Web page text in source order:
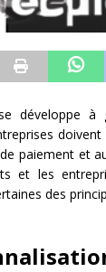
développe
doivent
paiement et
et les
des